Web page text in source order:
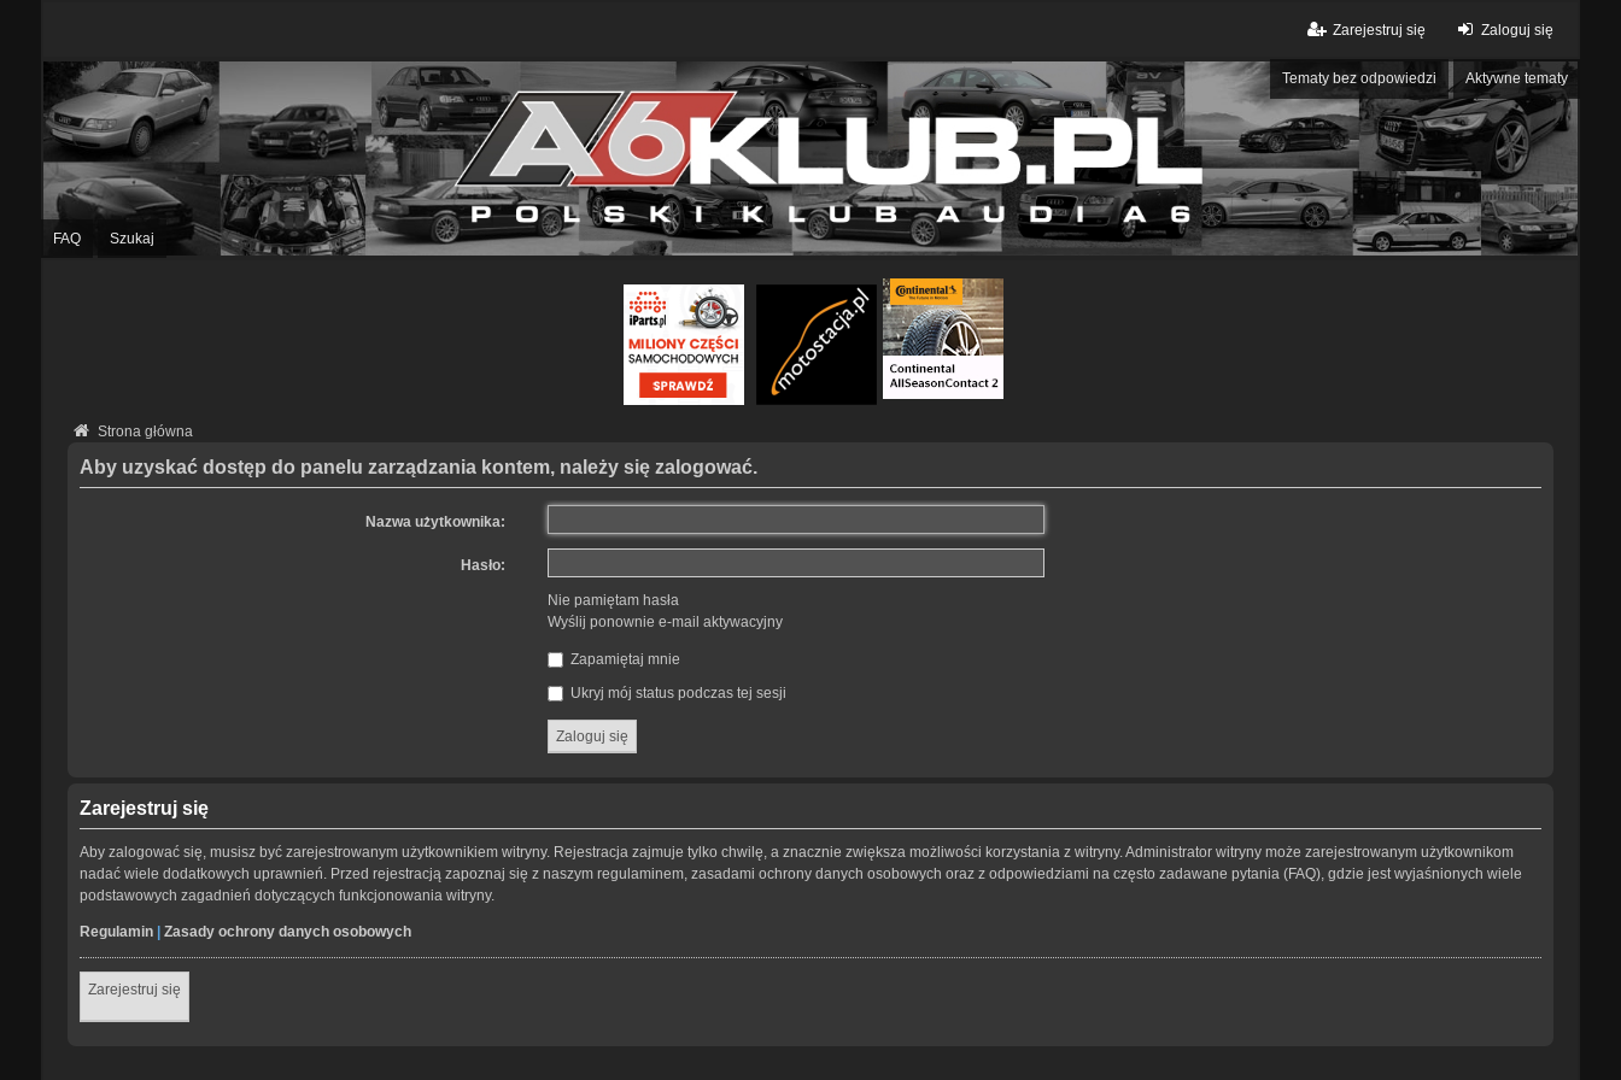
Zaloguj się
Zarejestruj się
Tematy bez odpowiedzi Aktywne tematy
FAQ Szukaj
Strona główna
Aby uzyskać dostęp do panelu zarządzania kontem, należy się zalogować.
Nazwa użytkownika:
Hasło:
Nie pamiętam hasła
Wyślij ponownie e-mail aktywacyjny
Zapamiętaj mnie
Ukryj mój status podczas tej sesji
Zarejestruj się
Aby zalogować się, musisz być zarejestrowanym użytkownikiem witryny. Rejestracja zajmuje tylko chwilę, a znacznie zwiększa możliwości korzystania z witryny. Administrator witryny może zarejestrowanym użytkownikom
nadać wiele dodatkowych uprawnień. Przed rejestracją zapoznaj się z naszym regulaminem, zasadami ochrony danych osobowych oraz z odpowiedziami na często zadawane pytania (FAQ), gdzie jest wyjaśnionych wiele
podstawowych zagadnień dotyczących funkcjonowania witryny.
Regulamin| Zasady ochrony danych osobowych
Zarejestruj się